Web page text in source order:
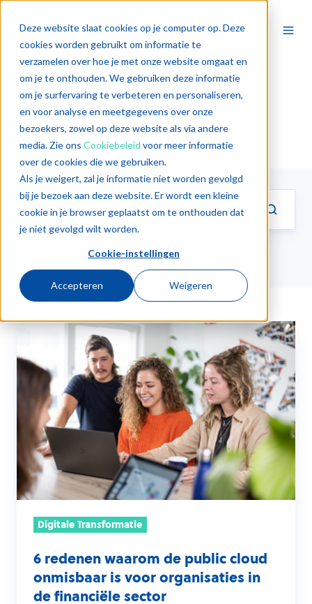
Deze website slaat cookies op je computer op. Deze
cookies worden gebruikt om informatie te
verzamelen over hoe je met onze website omgaat en
om je te onthouden. We gebruiken deze informatie
om je surfervaring te verbeteren en personaliseren,
en voor analyse en meetgegevens over onze
bezoekers, zowel op deze website als via andere
media. Zie ons Cookiebeleid voor meer informatie
over de cookies die we gebruiken.
Als je weigert, zal je informatie niet worden gevolgd
bij je bezoek aan deze website. Er wordt een kleine
cookie in je browser geplaatst om te onthouden dat
je niet gevolgd wilt worden.
Cookie-instellingen
Accepteren Weigeren
Bart Bruinsma
Gepost door Bart Bruinsma
6
waarom
de
public
cloud
onmisbaar
is
voor
financiële
sector
Digitale Transformatie
6 redenen waarom de public cloud
onmisbaar is voor organisaties in
de financiële sector